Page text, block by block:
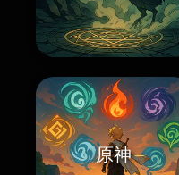
原神